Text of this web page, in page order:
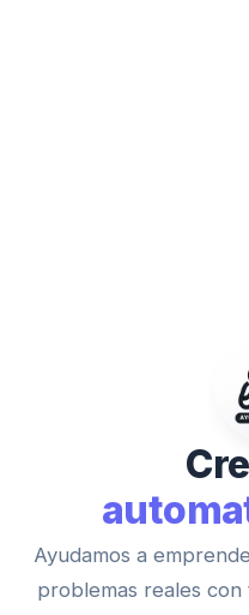
Ayudamos a
problemas reales con